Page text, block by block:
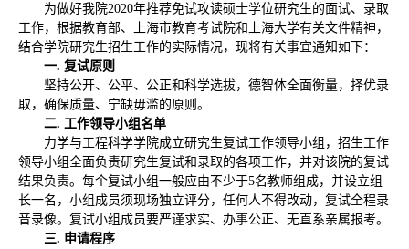
为做好我院2020年推荐免试攻读硕士学位研究生的面试、录取
工作，根据教育部、上海市教育考试院和上海大学有关文件精神，
结合学院研究生招生工作的实际情况，现将有关事宜通知如下：
一. 复试原则
坚持公开、公平、公正和科学选拔，德智体全面衡量，择优录
取，确保质量、宁缺毋滥的原则。
二. 工作领导小组名单
力学与工程科学学院成立研究生复试工作领导小组，招生工作
领导小组全面负责研究生复试和录取的各项工作，并对该院的复试
结果负责。每个复试小组一般应由不少于5名教师组成，并设立组
长一名，小组成员须现场独立评分，任何人不得改动，复试全程录
音录像。复试小组成员要严谨求实、办事公正、无直系亲属报考。
三. 申请程序